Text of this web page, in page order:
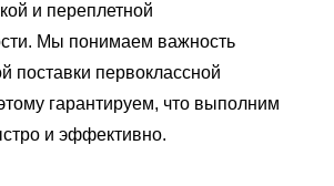
и переплетной
Мы понимаем важность
поставки первоклассной
гарантируем, что выполним
и эффективно.